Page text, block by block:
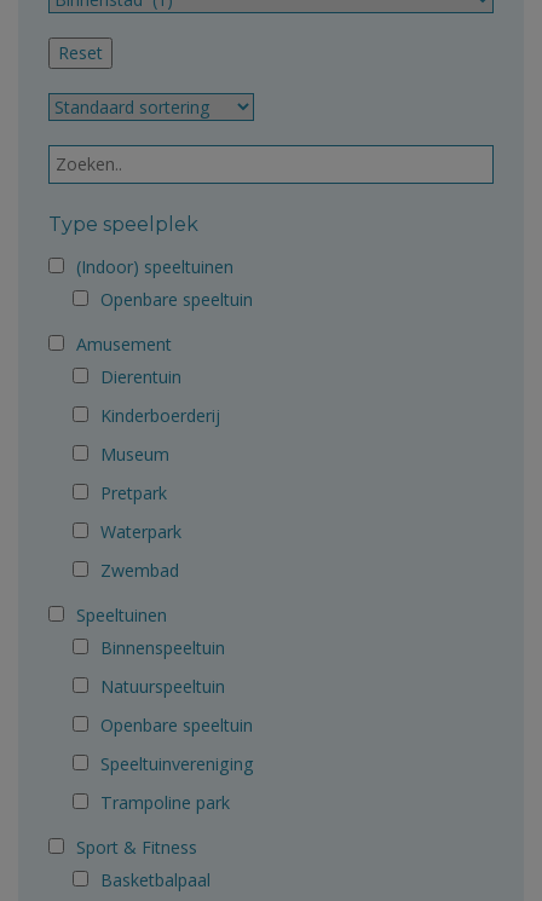
Type speelplek
(Indoor) speeltuinen
Openbare speeltuin
Amusement
Dierentuin
Kinderboerderij
Museum
Pretpark
Waterpark
Zwembad
Speeltuinen
Binnenspeeltuin
Natuurspeeltuin
Openbare speeltuin
Speeltuinvereniging
Trampoline park
Sport & Fitness
Basketbalpaal